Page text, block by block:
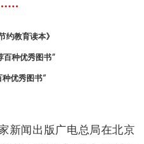
约教育读本》
百种优秀图书”
优秀图书”
闻出版广电总局在北京